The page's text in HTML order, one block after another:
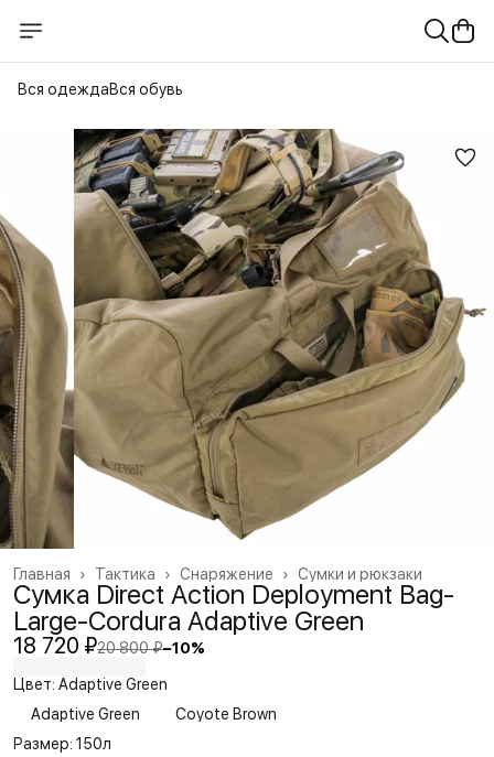
Вся одеждаВся обувь
Сумки и рюкзаки
Снаряжение ›
Тактика ›
Главная ›
Сумка Direct Action Deployment Bag-
Large-Cordura Adaptive Green
18 720 ₽20 800 ₽−10%
Цвет: Adaptive Green
Adaptive Green
Coyote Brown
Размер: 150л